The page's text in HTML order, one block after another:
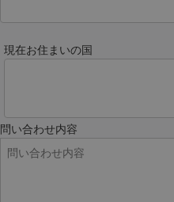
現在お住まいの国
問い合わせ内容